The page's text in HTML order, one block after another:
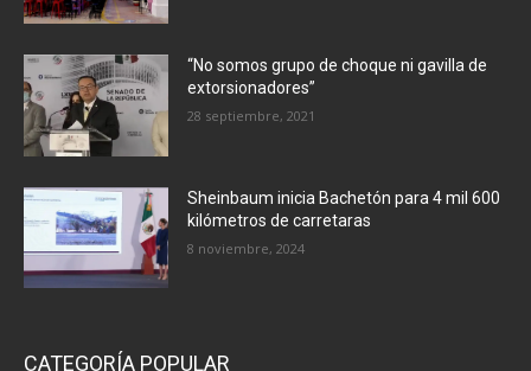
“No somos grupo de choque ni gavilla de
extorsionadores”
28 septiembre, 2021
Sheinbaum inicia Bachetón para 4 mil 600
kilómetros de carretaras
8 noviembre, 2024
CATEGORÍA POPULAR